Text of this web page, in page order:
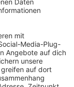
geborgen